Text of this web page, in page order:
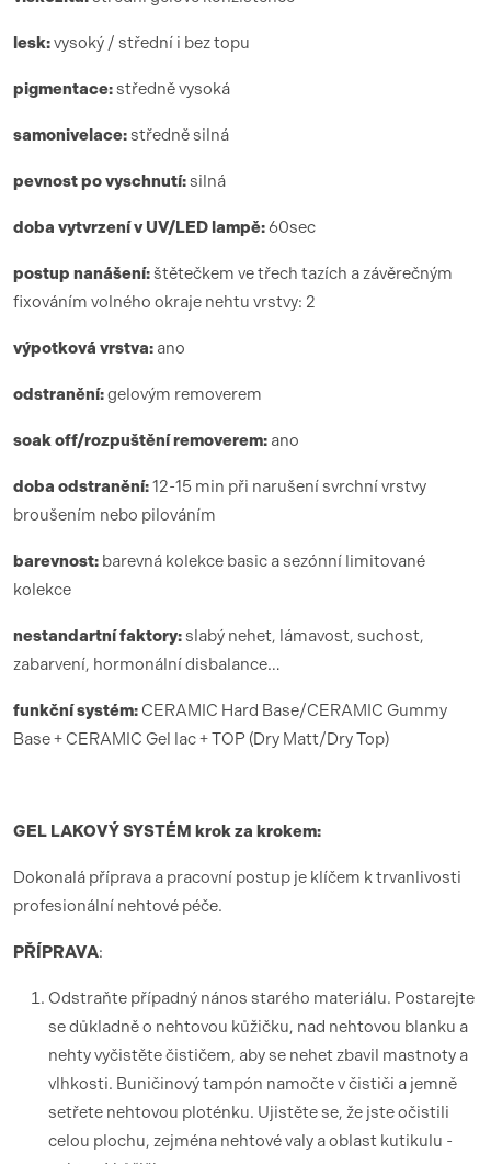
lesk:vysoký / střední i bez topu
pigmentace:středně vysoká
samonivelace:středně silná
pevnost po vyschnutí:silná
doba vytvrzenív UV/LED lampě:60sec
postup nanášení:štětečkem ve třech tazích a závěrečným
fixováním volného okraje nehtu vrstvy: 2
výpotková vrstva: ano
odstranění:gelovým removerem
soak off/rozpuštění removerem: ano
doba odstranění:12-15 min při narušení svrchní vrstvy
broušením nebo pilováním
barevnost: barevná kolekce basic a sezónní limitované
kolekce
nestandartní faktory:slabý nehet, lámavost, suchost,
zabarvení, hormonální disbalance…
funkční systém:CERAMIC Hard Base/CERAMIC Gummy
Base + CERAMIC Gel lac + TOP (Dry Matt/Dry Top)
GEL LAKOVÝ SYSTÉM krok za krokem:
Dokonalá příprava a pracovní postup je klíčem k trvanlivosti
profesionální nehtové péče.
PŘÍPRAVA:
Odstraňte případný nános starého materiálu. Postarejte
se důkladně o nehtovou kůžičku, nad nehtovou blanku a
nehty vyčistěte čističem, aby se nehet zbavil mastnoty a
vlhkosti. Buničinový tampón namočte v čističi a jemně
setřete nehtovou ploténku. Ujistěte se, že jste očistili
celou plochu, zejména nehtové valy a oblast kutikulu -